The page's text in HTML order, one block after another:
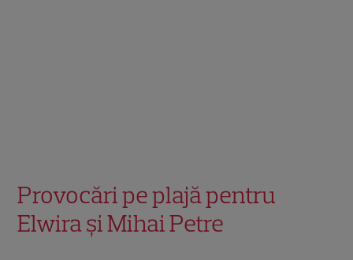
Provocări pe plajă pentru
Elwira și Mihai Petre